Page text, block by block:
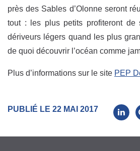
près des Sables d’Olonne seront
tout : les plus petits profiteront de
dériveurs légers quand les plus
de quoi découvrir l’océan comme
Plus d’informations sur le site PEP
PUBLIÉ LE 22 MAI 2017